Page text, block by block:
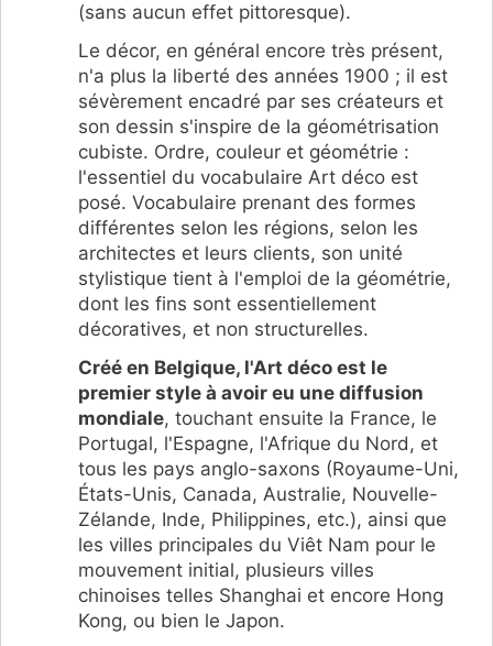
(sans aucun effet pittoresque).
Le décor, en général encore très présent,
n'a plus la liberté des années 1900 ; il est
sévèrement encadré par ses créateurs et
son dessin s'inspire de la géométrisation
cubiste. Ordre, couleur et géométrie :
l'essentiel du vocabulaire Art déco est
posé. Vocabulaire prenant des formes
différentes selon les régions, selon les
architectes et leurs clients, son unité
stylistique tient à l'emploi de la géométrie,
dont les fins sont essentiellement
décoratives, et non structurelles.
Créé en Belgique, l'Art déco est le
premier style à avoir eu une diffusion
mondiale, touchant ensuite la France, le
Portugal, l'Espagne, l'Afrique du Nord, et
tous les pays anglo-saxons (Royaume-Uni,
États-Unis, Canada, Australie, Nouvelle-
Zélande, Inde, Philippines, etc.), ainsi que
les villes principales du Viêt Nam pour le
mouvement initial, plusieurs villes
chinoises telles Shanghai et encore Hong
Kong, ou bien le Japon.